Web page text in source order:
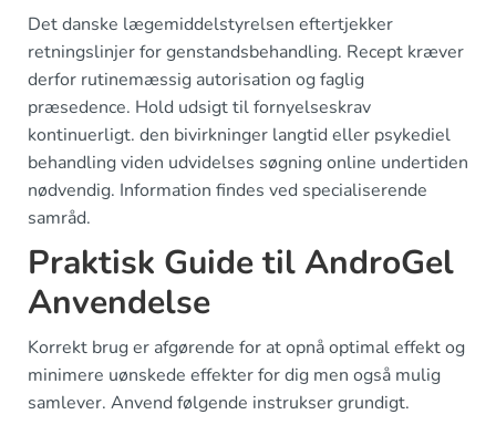
Det danske lægemiddelstyrelsen eftertjekker
retningslinjer for genstandsbehandling. Recept kræver
derfor rutinemæssig autorisation og faglig
præsedence. Hold udsigt til fornyelseskrav
kontinuerligt. den bivirkninger langtid eller psykediel
behandling viden udvidelses søgning online undertiden
nødvendig. Information findes ved specialiserende
samråd.
Praktisk Guide til AndroGel
Anvendelse
Korrekt brug er afgørende for at opnå optimal effekt og
minimere uønskede effekter for dig men også mulig
samlever. Anvend følgende instrukser grundigt.